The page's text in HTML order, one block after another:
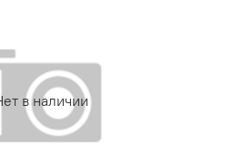
в наличии